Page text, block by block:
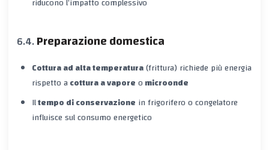
Preparazione domestica
Cottura ad alta temperatura(frittura) richiede più energia
rispetto acottura a vaporeomicroonde
Iltempo di conservazione in frigorifero o congelatore
influisce sul consumo energetico